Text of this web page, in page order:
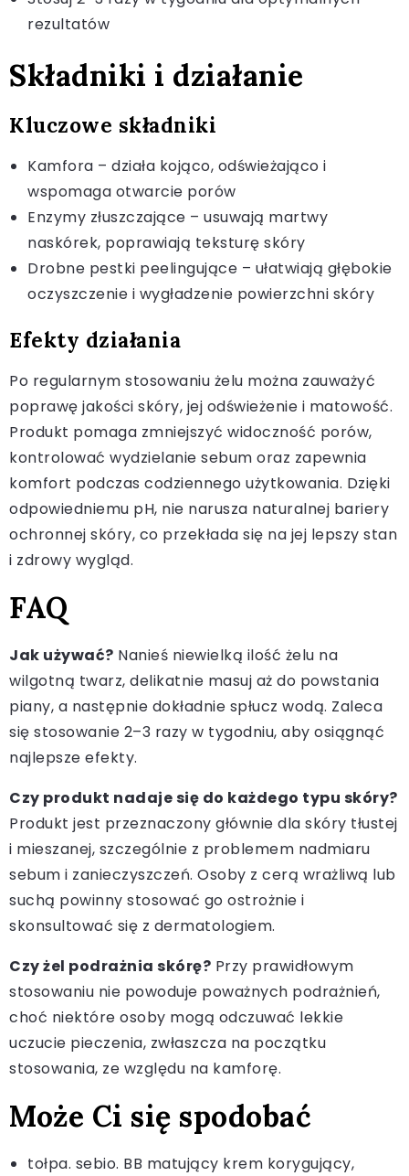
rezultatów
Składniki i działanie
Kluczowe składniki
Kamfora – działa kojąco, odświeżająco i
wspomaga otwarcie porów
Enzymy złuszczające – usuwają martwy
naskórek, poprawiają teksturę skóry
Drobne pestki peelingujące – ułatwiają głębokie
oczyszczenie i wygładzenie powierzchni skóry
Efekty działania
Po regularnym stosowaniu żelu można zauważyć
poprawę jakości skóry, jej odświeżenie i matowość.
Produkt pomaga zmniejszyć widoczność porów,
kontrolować wydzielanie sebum oraz zapewnia
komfort podczas codziennego użytkowania. Dzięki
odpowiedniemu pH, nie narusza naturalnej bariery
ochronnej skóry, co przekłada się na jej lepszy stan
i zdrowy wygląd.
FAQ
Jak używać? Nanieś niewielką ilość żelu na
wilgotną twarz, delikatnie masuj aż do powstania
piany, a następnie dokładnie spłucz wodą. Zaleca
się stosowanie 2–3 razy w tygodniu, aby osiągnąć
najlepsze efekty.
Czy produkt nadaje się do każdego typu skóry?
Produkt jest przeznaczony głównie dla skóry tłustej
i mieszanej, szczególnie z problemem nadmiaru
sebum i zanieczyszczeń. Osoby z cerą wrażliwą lub
suchą powinny stosować go ostrożnie i
skonsultować się z dermatologiem.
Czy żel podrażnia skórę? Przy prawidłowym
stosowaniu nie powoduje poważnych podrażnień,
choć niektóre osoby mogą odczuwać lekkie
uczucie pieczenia, zwłaszcza na początku
stosowania, ze względu na kamforę.
Może Ci się spodobać
tołpa. sebio. BB matujący krem korygujący,